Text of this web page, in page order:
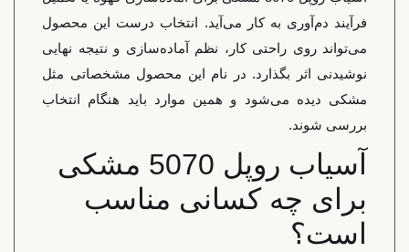
فرآیند دم‌آوری به کار می‌آید. انتخاب درست این محصول
می‌تواند روی راحتی کار، نظم آماده‌سازی و نتیجه نهایی
نوشیدنی اثر بگذارد. در نام این محصول مشخصاتی مثل
مشکی دیده می‌شود و همین موارد باید هنگام انتخاب
بررسی شوند.
آسیاب روپل 5070 مشکی
برای چه کسانی مناسب
است؟